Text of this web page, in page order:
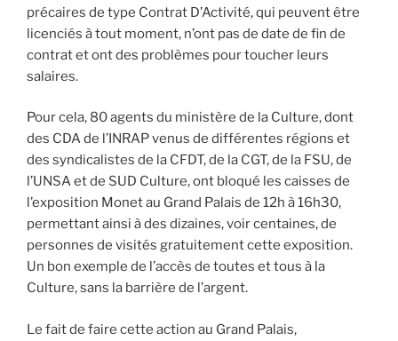
précaires de type Contrat D’Activité, qui peuvent être
licenciés à tout moment, n’ont pas de date de fin de
contrat et ont des problèmes pour toucher leurs
salaires.
Pour cela, 80 agents du ministère de la Culture, dont
des CDA de l’INRAP venus de différentes régions et
des syndicalistes de la CFDT, de la CGT, de la FSU, de
l’UNSA et de SUD Culture, ont bloqué les caisses de
l’exposition Monet au Grand Palais de 12h à 16h30,
permettant ainsi à des dizaines, voir centaines, de
personnes de visités gratuitement cette exposition.
Un bon exemple de l’accès de toutes et tous à la
Culture, sans la barrière de l’argent.
Le fait de faire cette action au Grand Palais,